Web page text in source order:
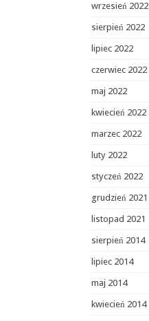
wrzesień 2022
sierpień 2022
lipiec 2022
czerwiec 2022
maj 2022
kwiecień 2022
marzec 2022
luty 2022
styczeń 2022
grudzień 2021
listopad 2021
sierpień 2014
lipiec 2014
maj 2014
kwiecień 2014